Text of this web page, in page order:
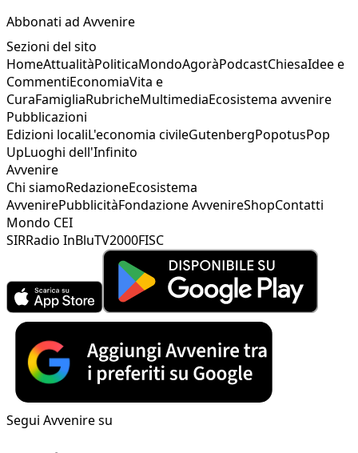
Abbonati ad Avvenire
Sezioni del sito
HomeAttualitàPoliticaMondoAgoràPodcastChiesaIdee e
CommentiEconomiaVita e
CuraFamigliaRubricheMultimediaEcosistema avvenire
Pubblicazioni
Edizioni localiL'economia civileGutenbergPopotusPop
UpLuoghi dell'Infinito
Avvenire
Chi siamoRedazioneEcosistema
AvvenirePubblicitàFondazione AvvenireShopContatti
Mondo CEI
SIRRadio InBluTV2000FISC
Segui Avvenire su